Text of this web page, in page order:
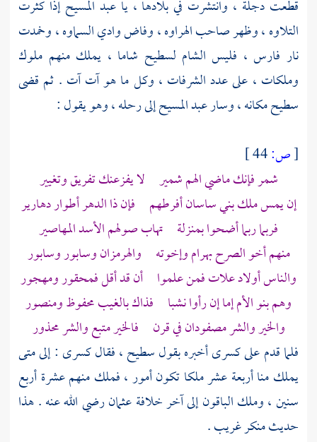
قطعتدجلة ، وانتشرت في بلادها ، ياعبد المسيحإذا كثرت
التلاوه ، وظهر صاحب الهراوه ، وفاض وادي السماوه ، وخمدت
نار فارس ، فليس الشام لسطيح شاما ، يملك منهم ملوك
وملكات ، على عدد الشرفات ، وكل ما هو آت آت . ثم قضى
سطيحمكانه ، وسارعبد المسيحإلى رحله ، وهو يقول :
[ص:
شمر فإنك ماضي الهم شمير لا يفزعنك تفريق وتغيير
إن يمس ملك بني ساسان أفرطهم فإن ذا الدهر أطوار دهارير
فربما ربما أضحوا بمنزلة تهاب صولهم الأسد المهاصير
منهم أخو الصرح بهرام وإخوته والهرمزان وسابور وسابور
والناس أولاد علات فمن علموا أن قد أقل فمحقور ومهجور
وهم بنو الأم إما إن رأوا نشبا فذاك بالغيب محفوظ ومنصور
والخير والشر مصفودان في قرن فالخير متبع والشر محذور
فلما قدم على كسرى أخبره بقولسطيح ،فقال كسرى : إلى متى
يملك منا أربعة عشر ملكا تكون أمور ، فملك منهم عشرة أربع
سنين ، وملك الباقون إلى آخر خلافةعثمانرضي الله عنه . هذا
حديث منكر غريب .